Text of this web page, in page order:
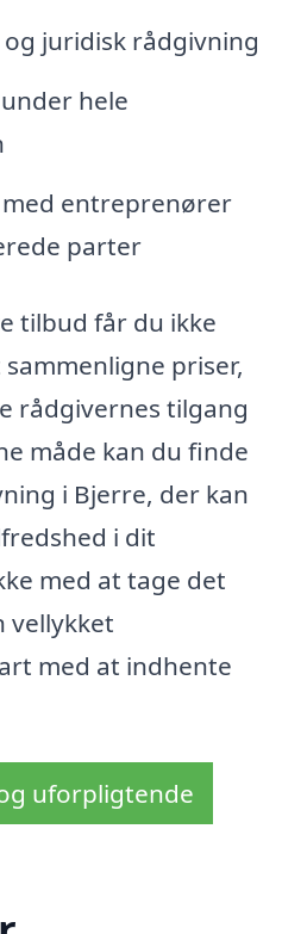
juridisk rådgivning
hele
entreprenører
parter
tilbud får du ikke
priser,
rådgivernes tilgang
måde kan du finde
i Bjerre, der kan
i dit
med at tage det
vellykket
med at indhente
uforpligtende